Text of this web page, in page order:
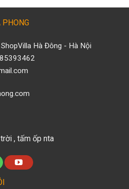
PHONG
Hà Đông - Hà Nội
, tấm ốp nta